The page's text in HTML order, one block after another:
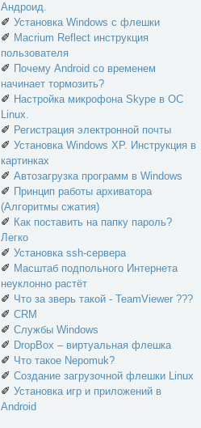
Андроид.
✐ Установка Windows с флешки
✐ Macrium Reflect инструкция
пользователя
✐ Почему Android со временем
начинает тормозить?
✐ Настройка микрофона Skype в ОС
Linux.
✐ Регистрация электронной почты
✐ Установка Windows XP. Инструкция в
картинках
✐ Автозагрузка программ в Windows
✐ Принцип работы архиватора
(Алгоритмы сжатия)
✐ Как поставить на папку пароль?
Легко
✐ Установка ssh-сервера
✐ Масштаб подпольного Интернета
неуклонно растёт
✐ Что за зверь такой - TeamViewer ???
✐ CRM
✐ Службы Windows
✐ DropBox – виртуальная флешка
✐ Что такое Nepomuk?
✐ Создание загрузочной флешки Linux
✐ Установка игр и приложений в
Android